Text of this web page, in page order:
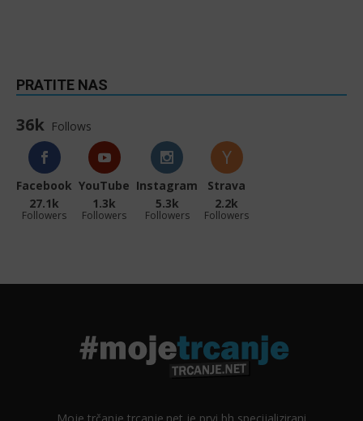
PRATITE NAS
36k Follows
Facebook
27.1k
Followers
YouTube
1.3k
Followers
Instagram
5.3k
Followers
Strava
2.2k
Followers
Moje trčanje trcanje.net je prvi bh specijalizirani